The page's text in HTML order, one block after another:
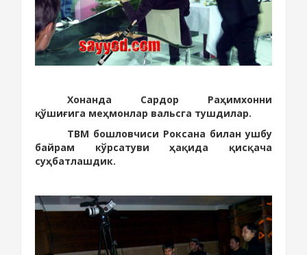
Хонанда Сардор Раҳимхонни
қўшиғига меҳмонлар вальсга тушдилар.
ТВМ бошловчиси Роксана билан ушбу
байрам кўрсатуви ҳақида қисқача
суҳбатлашдик.